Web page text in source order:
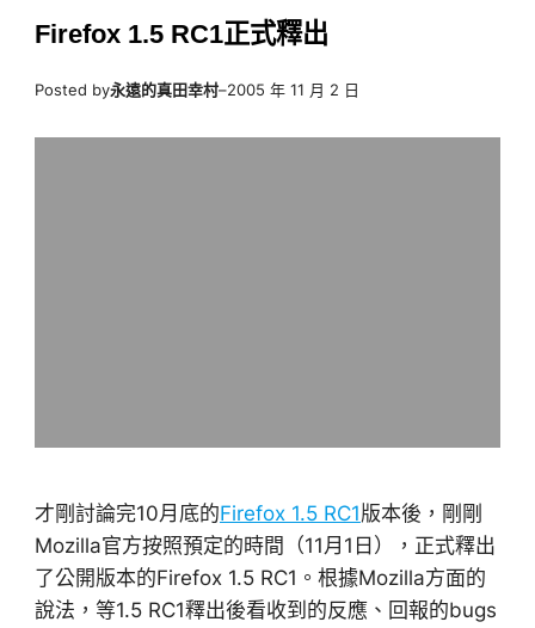
Firefox 1.5 RC1正式釋出
Posted by永遠的真田幸村–2005 年 11 月 2 日
才剛討論完10月底的Firefox 1.5 RC1版本後，剛剛
Mozilla官方按照預定的時間（11月1日），正式釋出
了公開版本的Firefox 1.5 RC1。根據Mozilla方面的
說法，等1.5 RC1釋出後看收到的反應、回報的bugs